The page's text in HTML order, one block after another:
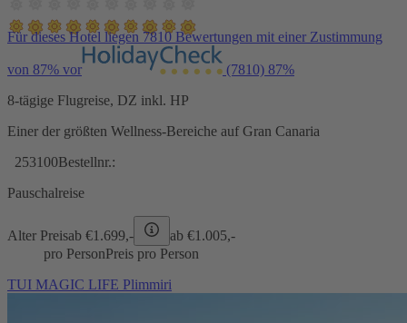
Für dieses Hotel liegen 7810 Bewertungen mit einer Zustimmung
von 87% vor (7810) 87%
8-tägige Flugreise, DZ inkl. HP
Einer der größten Wellness-Bereiche auf Gran Canaria
253100Bestellnr.:
Pauschalreise
Alter Preisab €1.699,- ab €1.005,-
pro PersonPreis pro Person
TUI MAGIC LIFE Plimmiri